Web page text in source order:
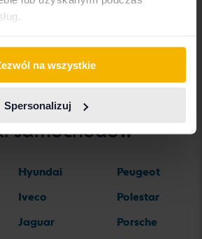
na wszystkie
Spersonalizuj
Ford Mondeo
Ford Mustang
samochodów
Hyundai
Iveco
Jaguar
Peugeot
Polestar
Porsche